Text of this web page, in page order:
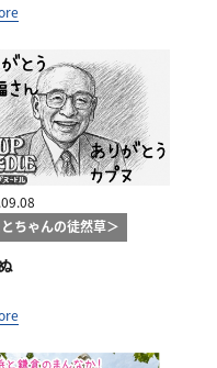
ちゃんの徒然草＞